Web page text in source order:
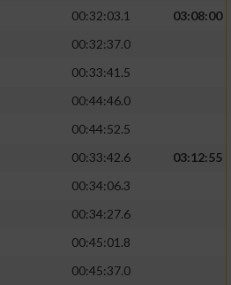
00:32:03.1
03:08:00
00:32:37.0
00:33:41.5
00:44:46.0
00:44:52.5
00:33:42.6
03:12:55
00:34:06.3
00:34:27.6
00:45:01.8
00:45:37.0